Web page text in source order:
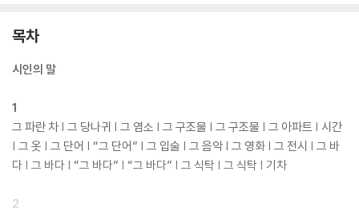
목차
시인의 말
1
그 파란 차 | 그 당나귀 | 그 염소 | 그 구조물 | 그 구조물 | 그 아파트 | 시간
| 그 옷 | 그 단어 | “그 단어” | 그 입술 | 그 음악 | 그 영화 | 그 전시 | 그 바
다 | 그 바다 | “그 바다” | “그 바다” | 그 식탁 | 그 식탁 | 기차
2